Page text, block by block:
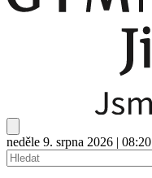
neděle 9. srpna 2026 | 08:20